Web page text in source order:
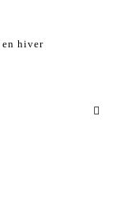
hiver